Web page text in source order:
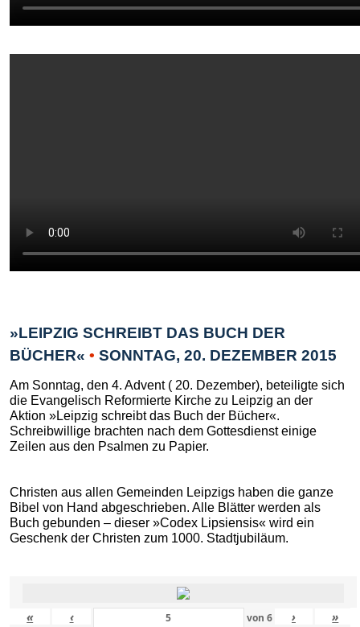
»LEIPZIG SCHREIBT DAS BUCH DER
BÜCHER« • SONNTAG, 20. DEZEMBER 2015
Am Sonntag, den 4. Advent ( 20. Dezember), beteiligte sich
die Evangelisch Reformierte Kirche zu Leipzig an der
Aktion »Leipzig schreibt das Buch der Bücher«.
Schreibwillige brachten nach dem Gottesdienst einige
Zeilen aus den Psalmen zu Papier.
Christen aus allen Gemeinden Leipzigs haben die ganze
Bibel von Hand abgeschrieben. Alle Blätter werden als
Buch gebunden – dieser »Codex Lipsiensis« wird ein
Geschenk der Christen zum 1000. Stadtjubiläum.
« ‹ von 6 › »